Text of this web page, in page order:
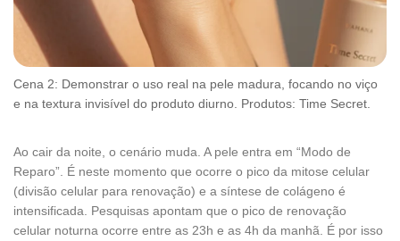
Cena 2: Demonstrar o uso real na pele madura, focando no viço
e na textura invisível do produto diurno. Produtos: Time Secret.
Ao cair da noite, o cenário muda. A pele entra em “Modo de
Reparo”. É neste momento que ocorre o pico da mitose celular
(divisão celular para renovação) e a síntese de colágeno é
intensificada. Pesquisas apontam que o pico de renovação
celular noturna ocorre entre as 23h e as 4h da manhã. É por isso